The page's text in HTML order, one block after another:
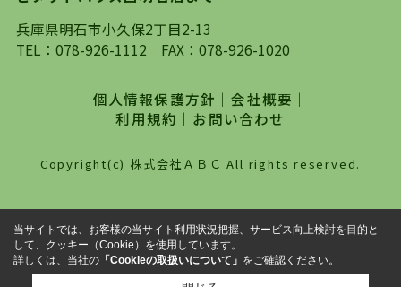
対して、専門知識を持ったスタッフがサポートさ
せていただくスタイルを心がけております。私た
は、一度だけでは終わらない、お客様との末長い
お付き合いです。初めての一人暮らしから、就
職・ご結婚・売買物件の購入、などなど一生涯に
わたる、良きアドバイザーとして、地域に密着し
た営業スタイルで様々なお役立ちができればと強
わせください。
兵庫県明石市小久保2丁目2-13
TEL： 078-926-1112 FAX：078-926-1020
個人情報保護方針 ｜会社概要 ｜
利用規約 ｜ お問い合わせ
Copyright(c) 株式会社ＡＢＣ All rights reserved.
当サイトでは、お客様の当サイト利用状況把握、サービス向上検討を目的と
して、クッキー（Cookie）を使用しています。
詳しくは、当社の 「Cookieの取扱いについて」 をご確認ください。